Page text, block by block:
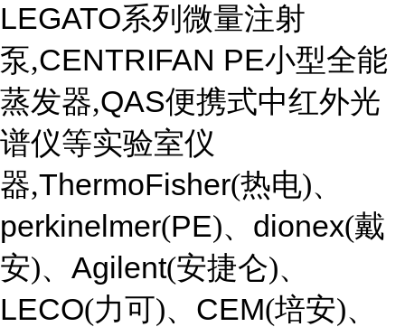
LEGATO系列微量注射
泵,CENTRIFAN PE小型全能
蒸发器,QAS便携式中红外光
谱仪等实验室仪
器,ThermoFisher(热电)、
perkinelmer(PE)、 dionex(戴
安)、 Agilent(安捷仑)、
LECO(力可)、 CEM(培安)、